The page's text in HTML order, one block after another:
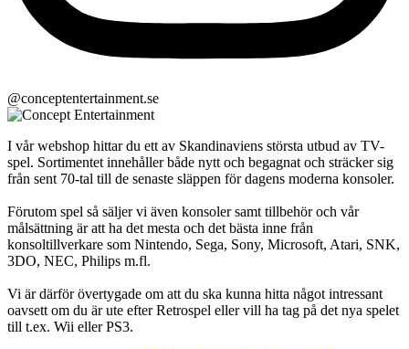
@conceptentertainment.se
I vår webshop hittar du ett av Skandinaviens största utbud av TV-
spel. Sortimentet innehåller både nytt och begagnat och sträcker sig
från sent 70-tal till de senaste släppen för dagens moderna konsoler.
Förutom spel så säljer vi även konsoler samt tillbehör och vår
målsättning är att ha det mesta och det bästa inne från
konsoltillverkare som Nintendo, Sega, Sony, Microsoft, Atari, SNK,
3DO, NEC, Philips m.fl.
Vi är därför övertygade om att du ska kunna hitta något intressant
oavsett om du är ute efter Retrospel eller vill ha tag på det nya spelet
till t.ex. Wii eller PS3.